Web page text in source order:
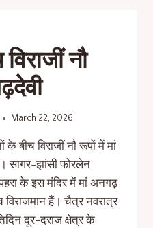
नौ
March 22, 2026
बीच विराजीं नौ रूपों में मां
सागर-झांसी फोरलेन
के इस मंदिर में मां अनगढ़
हैं। चैत्र नवरात्र
दूर-दराज क्षेत्र के